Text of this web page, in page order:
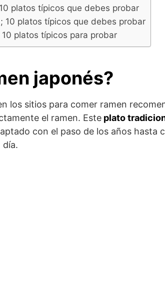
platos típicos que debes probar
10 platos típicos que debes probar
platos típicos para probar
japonés?
los sitios para comer ramen
el ramen. Este plato
con el paso de los años hasta
día.